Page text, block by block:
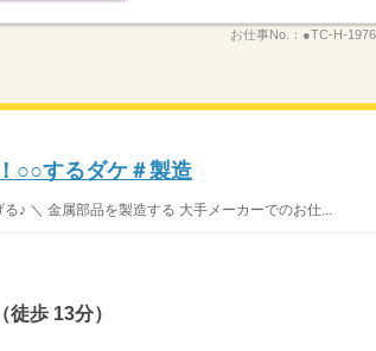
お仕事No.： ●TC-H-
○○するダケ＃製造
＼ 金属部品を製造する 大手メーカーでのお仕...
歩 13分）